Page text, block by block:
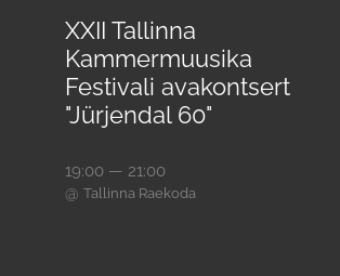
XXII Tallinna
Kammermuusika
Festivali avakontsert
"Jürjendal 60"
19:00 — 21:00
@ Tallinna Raekoda